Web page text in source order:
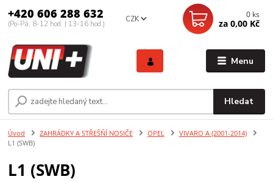
Menu
CZK
Hledat
+420 606 288 632
(Po-Pá, 8-12 hod. | 13-16 hod.)
0 ks
za 0,00 Kč
Úvod ZAHRÁDKY A STŘEŠŇÍ NOSIČE OPEL
VIVARO A (2001-2014)
L1 (SWB)
L1 (SWB)